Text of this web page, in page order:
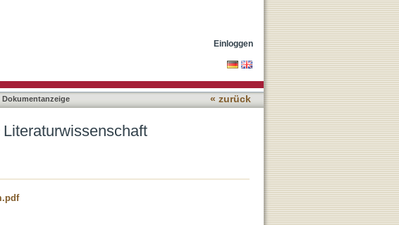
Einloggen
Dokumentanzeige « zurück